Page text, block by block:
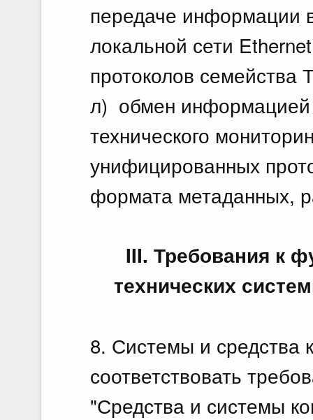
передаче информации
локальной сети
протоколов семейства
л) обмен информацией
технического
унифицированных
формата метаданных,
III. Требования к
технических
8. Системы и средства
соответствовать
"Средства и системы